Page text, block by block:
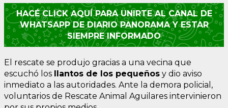
HACÉ CLICK AQUÍ PARA UNIRTE AL CANAL DE
WHATSAPP DE DIARIO PANORAMA Y ESTAR
SIEMPRE INFORMADO
El rescate se produjo gracias a una vecina que
escuchó los llantos de los pequeños y dio aviso
inmediato a las autoridades. Ante la demora policial,
voluntarios de Rescate Animal Aguilares intervinieron